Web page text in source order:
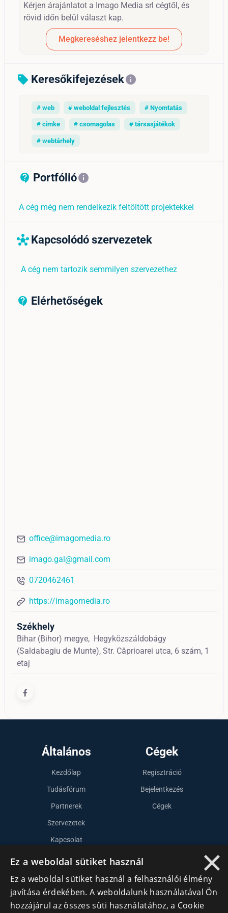
Kérjen árajánlatot a Imago Media srl cégtől, és
rövid időn belül választ kap.
Megkereséshez jelentkezz be!
sell Keresőkifejezésekinfo
# web # weboldal fejlesztés # Nyomtatás
# cimke # csomagolas # társasjátékok
# webtárhely
contact_support_outline
Portfólióinfo
A cég még nem rendelkezik feltöltött projektekkel
hub Kapcsolódó szervezetek
A cég nem tartozik semmilyen szervezethez
contact_support_outline
Elérhetőségek
office@imagomedia.ro
imago.gal@gmail.com
0720462461
https://imagomedia.ro
Székhely
Bihar (Bihor) megye, Hegyközszáldobágy
(Saldabagiu de Munte), Str. Căprioarei utca, 6 szám, 1
etaj
Általános
Kezdőlap
Tudásfórum
Partnerek
Szervezetek
Kapcsolat
Cégek
Regisztráció
Bejelentkezés
Cégek
Lépj kapcsolatba velünk
info@cegek.ro
×
Ez a weboldal sütiket használ
Ez a weboldal sütiket használ a felhasználói élmény
javítása érdekében. A weboldalunk használatával Ön
hozzájárul az összes süti használatához, a Cookie